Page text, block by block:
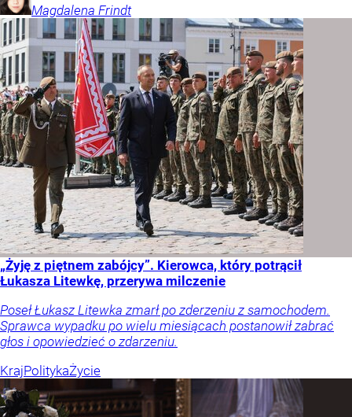
Magdalena Frindt
„Żyję z piętnem zabójcy”. Kierowca, który potrącił
Łukasza Litewkę, przerywa milczenie
Poseł Łukasz Litewka zmarł po zderzeniu z samochodem.
Sprawca wypadku po wielu miesiącach postanowił zabrać
głos i opowiedzieć o zdarzeniu.
KrajPolitykaŻycie